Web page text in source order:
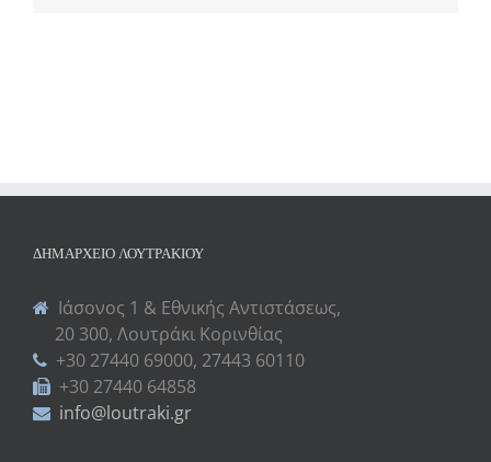
ΔΗΜΑΡΧΕΊΟ ΛΟΥΤΡΑΚΊΟΥ
Ιάσονος 1 & Εθνικής Αντιστάσεως,
20 300, Λουτράκι Κορινθίας
+30 27440 69000, 27443 60110
+30 27440 64858
info@loutraki.gr